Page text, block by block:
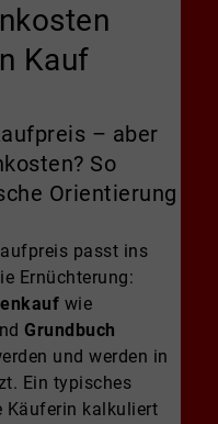
Kauf
– aber
So
Orientierung
passt ins
Ernüchterung:
wie
Grundbuch
und werden in
Ein typisches
Käuferin kalkuliert